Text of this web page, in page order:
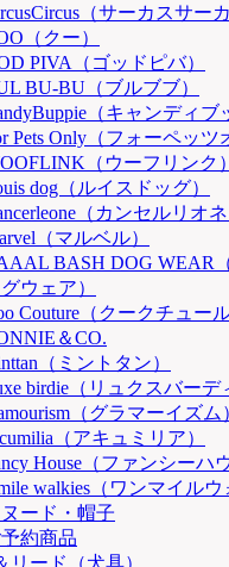
（サーカスサーカ
（クー）
PIVA（ゴッドピバ）
BU-BU（ブルブブ）
（キャンディブ
Pets Only（フォーペッツ
（ウーフリンク）
dog（ルイスドッグ）
（カンセルリオネ
（マルベル）
BASH DOG WEAR
ウェア）
Couture（クークチュール
＆CO.
（ミントタン）
birdie（リュクスバーデ
（グラマーイズム
（アキュミリア）
House（ファンシーハ
walkies（ワンマイルウ
ード・帽子
約商品